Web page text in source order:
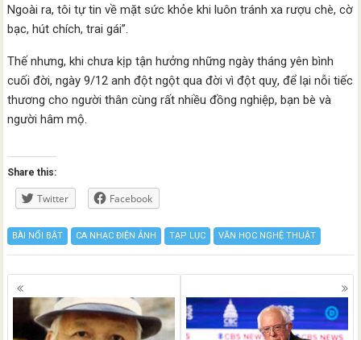
Ngoài ra, tôi tự tin về mặt sức khỏe khi luôn tránh xa rượu chè, cờ
bạc, hút chích, trai gái”.
Thế nhưng, khi chưa kịp tận hưởng những ngày tháng yên bình
cuối đời, ngày 9/12 anh đột ngột qua đời vì đột quỵ, để lại nỗi tiếc
thương cho người thân cùng rất nhiều đồng nghiệp, bạn bè và
người hâm mộ.
Share this:
Twitter Facebook
BÀI NỔI BẬT CA NHẠC ĐIỆN ẢNH TẠP LỤC VĂN HỌC NGHỆ THUẬT
Posts
navigation